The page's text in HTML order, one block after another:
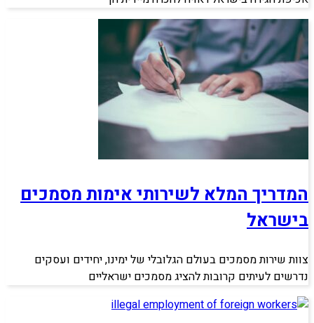
המדריך המלא לשירותי אימות מסמכים
בישראל
צוות שירות מסמכים בעולם הגלובלי של ימינו, יחידים ועסקים
נדרשים לעיתים קרובות להציג מסמכים ישראליים